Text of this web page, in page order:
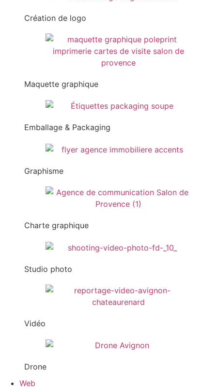
Création de logo
Maquette graphique
Emballage & Packaging
Graphisme
Charte graphique
Studio photo
Vidéo
Drone
Web